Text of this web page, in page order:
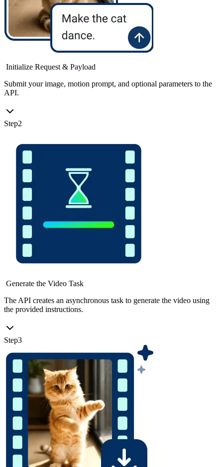
Initialize Request & Payload
Submit your image, motion prompt, and optional parameters to the
API.
Step2
Generate the Video Task
The API creates an asynchronous task to generate the video using
the provided instructions.
Step3